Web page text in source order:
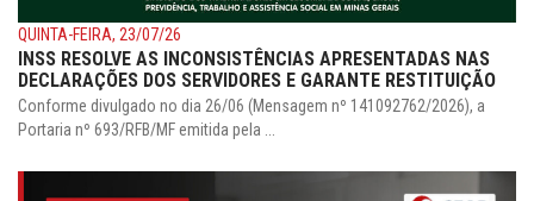
QUINTA-FEIRA, 23/07/26
INSS RESOLVE AS INCONSISTÊNCIAS APRESENTADAS NAS
DECLARAÇÕES DOS SERVIDORES E GARANTE RESTITUIÇÃO
Conforme divulgado no dia 26/06 (Mensagem nº 141092762/2026), a
Portaria nº 693/RFB/MF emitida pela ...